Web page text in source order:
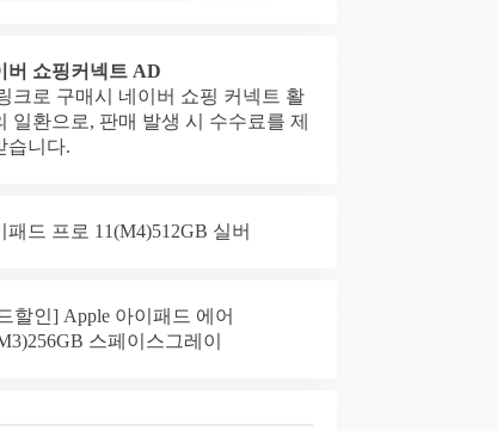
버 쇼핑커넥트 AD
크로 구매시 네이버 쇼핑 커넥트 활
일환으로, 판매 발생 시 수수료를 제
습니다.
패드 프로 11(M4)512GB 실버
할인] Apple 아이패드 에어
스페이스그레이